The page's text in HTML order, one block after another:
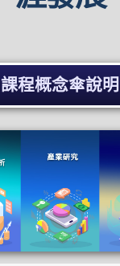
課程概念傘說明